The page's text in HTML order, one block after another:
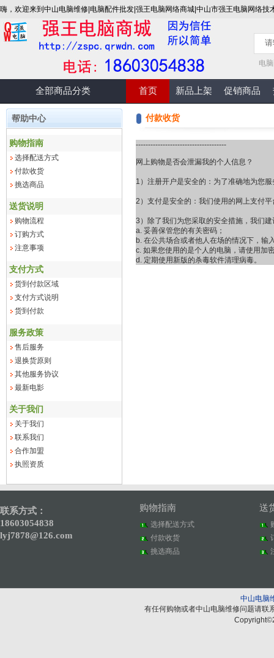
嗨，欢迎来到中山电脑维修|电脑配件批发|强王电脑网络商城|中山市强王电脑网络技
电
全部商品分类 首页 新品上架 促销商品
帮助中心
购物指南
选择配送方式
付款收货
挑选商品
送货说明
购物流程
订购方式
注意事项
支付方式
货到付款区域
支付方式说明
货到付款
服务政策
售后服务
退换货原则
其他服务协议
最新电影
关于我们
关于我们
联系我们
合作加盟
执照资质
付款收货
-------------------------------------
网上购物是否会泄漏我的个人信息？
1）注册开户是安全的：为了准确地为您
2）支付是安全的：我们使用的网上支付
3）除了我们为您采取的安全措施，我们
a. 妥善保管您的有关密码；
b. 在公共场合或者他人在场的情况下，输
c. 如果您使用的是个人的电脑，请使用加
d. 定期使用新版的杀毒软件清理病毒。
联系方式：
18603054838
lyj7878@126.com
购物指南
选择配送方式
付款收货
挑选商品
送
中山电脑
有任何购物或者中山电脑维修问题请联